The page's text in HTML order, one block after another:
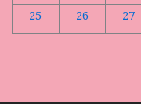
25
26 27